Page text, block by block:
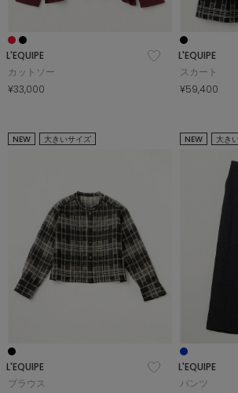
L'EQUIPE
カットソー
¥33,000
L'EQUIPE
スカート
¥59,400
NEW 大きいサイズ
L'EQUIPE
ブラウス
NEW 大き
L'EQUIPE
パンツ